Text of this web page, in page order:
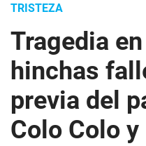
TRISTEZA
Tragedia
hinchas
previa del
Colo Colo